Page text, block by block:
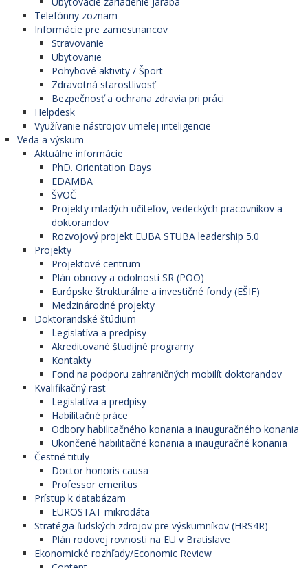
Telefónny zoznam
Informácie pre zamestnancov
Stravovanie
Ubytovanie
Pohybové aktivity / Šport
Zdravotná starostlivosť
Bezpečnosť a ochrana zdravia pri práci
Helpdesk
Využívanie nástrojov umelej inteligencie
Veda a výskum
Aktuálne informácie
PhD. Orientation Days
EDAMBA
ŠVOČ
Projekty mladých učiteľov, vedeckých pracovníkov a
doktorandov
Rozvojový projekt EUBA STUBA leadership 5.0
Projekty
Projektové centrum
Plán obnovy a odolnosti SR (POO)
Európske štrukturálne a investičné fondy (EŠIF)
Medzinárodné projekty
Doktorandské štúdium
Legislatíva a predpisy
Akreditované študijné programy
Kontakty
Fond na podporu zahraničných mobilít doktorandov
Kvalifikačný rast
Legislatíva a predpisy
Habilitačné práce
Odbory habilitačného konania a inauguračného konania
Ukončené habilitačné konania a inauguračné konania
Čestné tituly
Doctor honoris causa
Professor emeritus
Prístup k databázam
EUROSTAT mikrodáta
Stratégia ľudských zdrojov pre výskumníkov (HRS4R)
Plán rodovej rovnosti na EU v Bratislave
Ekonomické rozhľady/Economic Review